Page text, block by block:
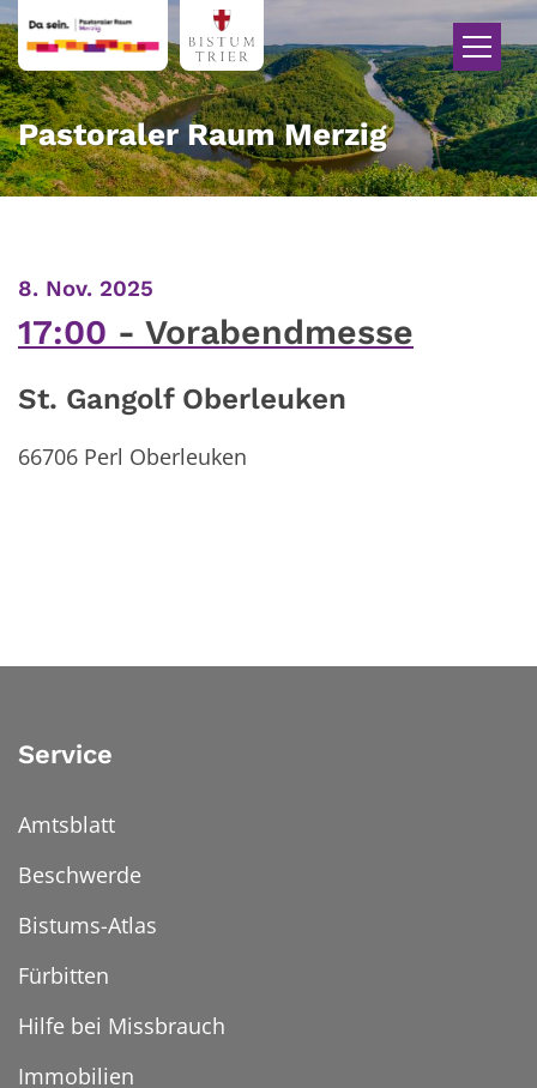
Zum Inhalt springen
Pastoraler Raum Merzig
8. Nov. 2025
17:00 Vorabendmesse
St. Gangolf Oberleuken
66706 Perl Oberleuken
Service
Amtsblatt
Beschwerde
Bistums-Atlas
Fürbitten
Hilfe bei Missbrauch
Immobilien